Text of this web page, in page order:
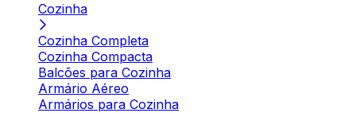
Cozinha
Cozinha Completa
Cozinha Compacta
Balcões para Cozinha
Armário Aéreo
Armários para Cozinha